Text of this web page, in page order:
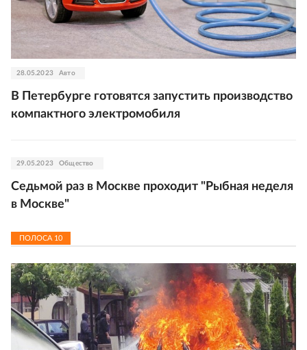
28.05.2023 Авто
В Петербурге готовятся запустить производство
компактного электромобиля
29.05.2023 Общество
Седьмой раз в Москве проходит "Рыбная неделя
в Москве"
ПОЛОСА 10